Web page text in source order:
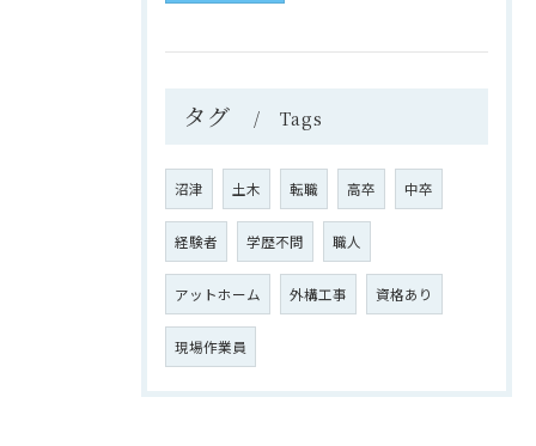
タグ Tags
沼津 土木 転職 高卒 中卒
経験者 学歴不問 職人
アットホーム 外構工事 資格あり
現場作業員